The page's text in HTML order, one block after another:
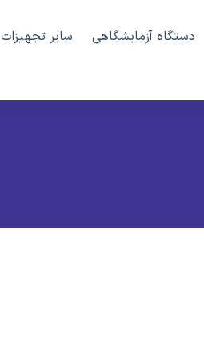
دستگاه آزمایشگاهی سایر تجهیزات